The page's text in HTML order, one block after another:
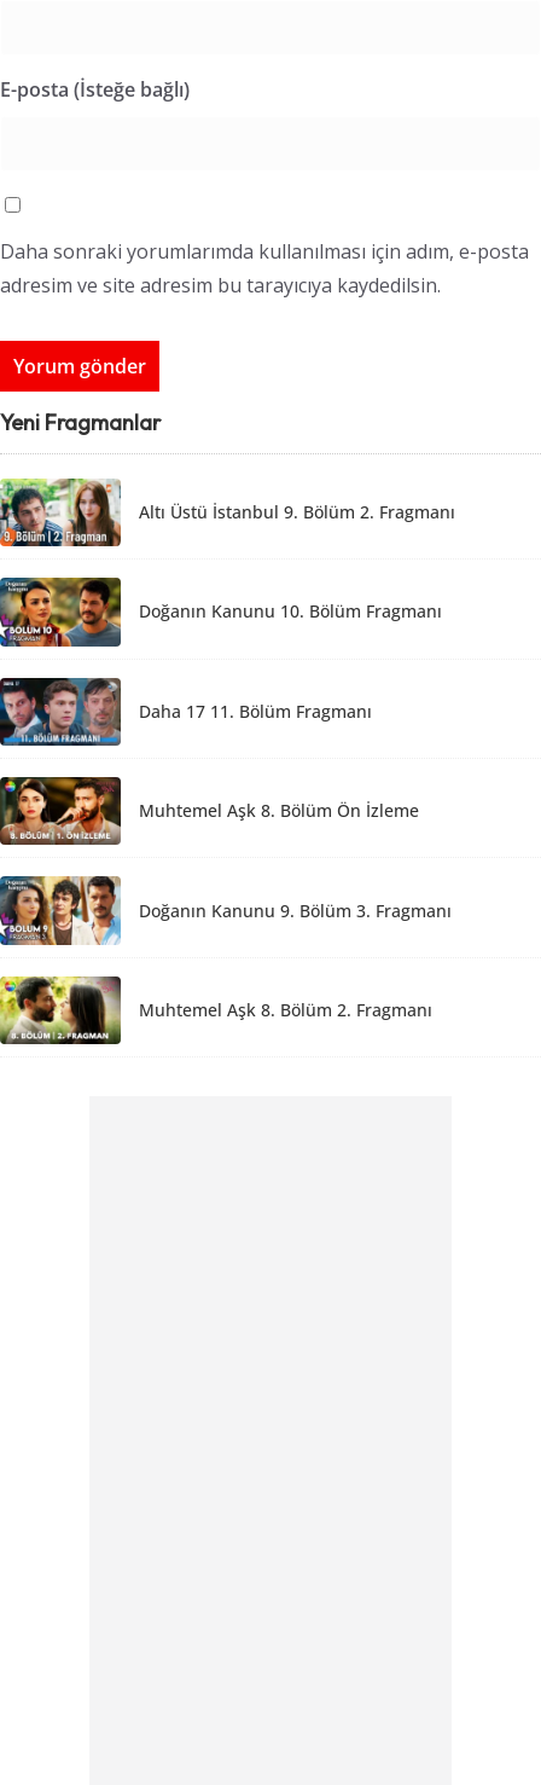
E-posta (İsteğe bağlı)
Daha sonraki yorumlarımda kullanılması için adım, e-posta
adresim ve site adresim bu tarayıcıya kaydedilsin.
Yeni Fragmanlar
Altı Üstü İstanbul 9. Bölüm 2. Fragmanı
Doğanın Kanunu 10. Bölüm Fragmanı
Daha 17 11. Bölüm Fragmanı
Muhtemel Aşk 8. Bölüm Ön İzleme
Doğanın Kanunu 9. Bölüm 3. Fragmanı
Muhtemel Aşk 8. Bölüm 2. Fragmanı